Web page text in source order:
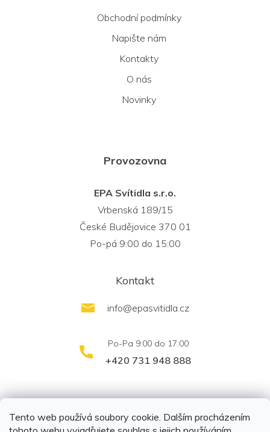
Tento web používá soubory cookie. Dalším procházením
Obchodní podmínky
Napište nám
Kontakty
O nás
Novinky
Provozovna
EPA Svítidla s.r.o.
Vrbenská 189/15
České Budějovice 370 01
Po-pá 9:00 do 15:00
Kontakt
info@epasvitidla.cz
+420 731 948 888